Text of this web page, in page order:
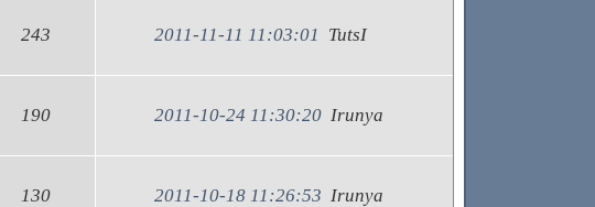
243 2011-11-11 11:03:01 TutsI
190 2011-10-24 11:30:20 Irunya
130 2011-10-18 11:26:53 Irunya